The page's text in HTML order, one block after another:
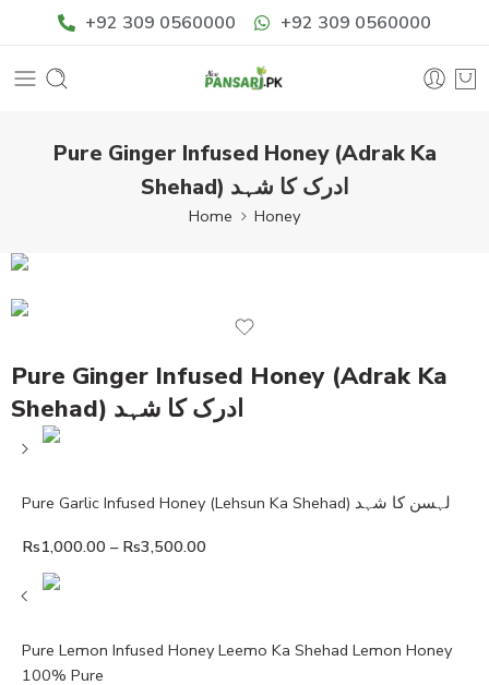
+92 309 0560000 +92 309 0560000
Pure Ginger Infused Honey (Adrak Ka
Shehad) ادرک کا شہد
Home Honey
Pure Ginger Infused Honey (Adrak Ka
Shehad) ادرک کا شہد
Pure Garlic Infused Honey (Lehsun Ka Shehad) لہسن کا شہد
Rs1,000.00 – Rs3,500.00
Pure Lemon Infused Honey Leemo Ka Shehad Lemon Honey
100% Pure